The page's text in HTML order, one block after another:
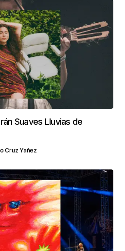
Suaves Lluvias de
Cruz Yañez